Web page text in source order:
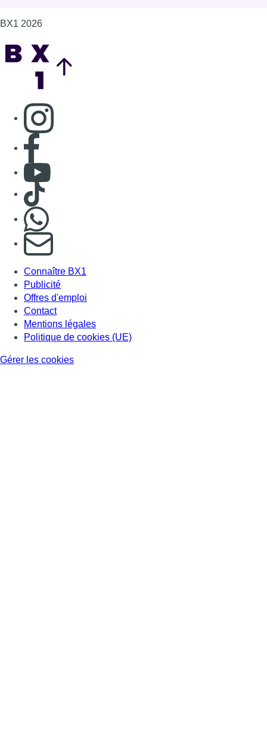
BX1 2026
Consulter page Instagram
Consulter page Facebook
Consulter Youtube
Consulter TikTok
S'abonner à notre newsletter
Connaître BX1
Publicité
Offres d'emploi
Contact
Mentions légales
Politique de cookies (UE)
Gérer les cookies